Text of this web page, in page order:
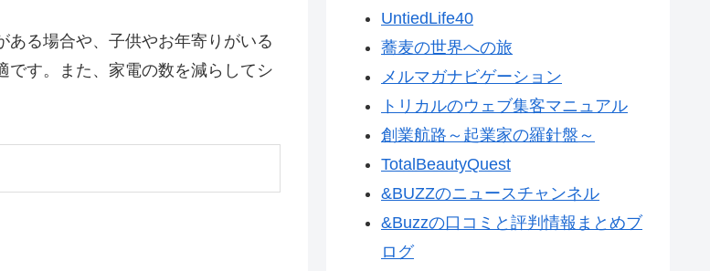
る場合や、子供やお年寄りがいる
です。また、家電の数を減らしてシ
UntiedLife40
蕎麦の世界への旅
メルマガナビゲーション
トリカルのウェブ集客マニュアル
創業航路～起業家の羅針盤～
TotalBeautyQuest
&BUZZのニュースチャンネル
&Buzzの口コミと評判情報まとめブ
ログ